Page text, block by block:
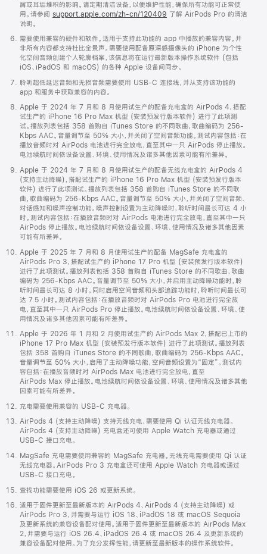
屑或耳垢堆积的影响。请定期清洁设备，以便维护性能，确保所有功能可正常使
用。请参阅 support.apple.com/zh-cn/120409 了解 AirPods Pro 的清洁
说明。
需要使用兼容的硬件和软件。适用于支持此功能的 app 中播放的兼容内容。并
非所有内容都支持杜比全景声。需要使用配备原深感摄像头的 iPhone 为个性
化空间音频创建个人轮廓档案，该信息将在运行最新版本操作系统软件 (包括
iOS、iPadOS 和 macOS) 的各种 Apple 设备间同步。
聆听超低延迟音频和无损音频需要使用 USB-C 连接线，并从支持该功能的
app 和服务中获取兼容的内容。
Apple 于 2024 年 7 月和 8 月使用试生产的配备充电盒的 AirPods 4，搭配
试生产的 iPhone 16 Pro Max 机型 (安装预发行版本软件) 进行了此项测
试。播放列表包括 358 首购自 iTunes Store 的不同歌曲，歌曲编码为 256-
Kbps AAC。音量调节至 50% 大小，并关闭了空间音频功能。测试内容包括：在
播放音频时对 AirPods 电池进行完全放电，直至其中一只 AirPods 停止播放。
电池续航时间依设备设置、环境、使用情况及诸多其他因素可能有所差异。
Apple 于 2024 年 7 月和 8 月使用试生产的配备无线充电盒的 AirPods 4
(支持主动降噪)，搭配试生产的 iPhone 16 Pro Max 机型 (安装预发行版本
软件) 进行了此项测试。播放列表包括 358 首购自 iTunes Store 的不同歌
曲，歌曲编码为 256-Kbps AAC。音量调节至 50% 大小，并关闭了空间音频、
对话感知和噪声控制功能。噪声控制设置为主动降噪时，聆听时间最长可达 4 小
时。测试内容包括：在播放音频时对 AirPods 电池进行完全放电，直至其中一只
AirPods 停止播放。电池续航时间依设备设置、环境、使用情况及诸多其他因素
可能有所差异。
Apple 于 2025 年 7 月和 8 月使用试生产的配备 MagSafe 充电盒的
AirPods Pro 3，搭配试生产的 iPhone 17 Pro 机型 (安装预发行版本软件)
进行了此项测试。播放列表包括 358 首购自 iTunes Store 的不同歌曲，歌曲
编码为 256-Kbps AAC。音量调节至 50% 大小，并启用主动降噪功能时，聆
听时间最长可达 8 小时。同时启用空间音频和头部追踪功能时，聆听时间最长可
达 7.5 小时。测试内容包括：在播放音频时对 AirPods Pro 电池进行完全放
电，直至其中一只 AirPods Pro 停止播放。电池续航时间依设备设置、环境、使
用情况及诸多其他因素可能有所差异。
Apple 于 2026 年 1 月和 2 月使用试生产的 AirPods Max 2，搭配已上市的
iPhone 17 Pro Max 机型 (安装预发行版本软件) 进行了此项测试。播放列表
包括 358 首购自 iTunes Store 的不同歌曲，歌曲编码为 256-Kbps AAC。
音量调节至 50% 大小，启用了主动降噪功能，空间音频设置为“固定”。测试内
容包括：在播放音频时对 AirPods Max 电池进行完全放电，直至
AirPods Max 停止播放。电池续航时间依设备设置、环境、使用情况及诸多其他
因素可能有所差异。
充电需要使用兼容的 USB-C 充电器。
AirPods 4 (支持主动降噪) 支持无线充电，需要使用 Qi 认证无线充电器。
AirPods 4 (支持主动降噪) 充电盒还可使用 Apple Watch 充电器或通过
USB-C 接口充电。
MagSafe 充电需要使用兼容的 MagSafe 充电器。无线充电需要使用 Qi 认证
无线充电器。AirPods Pro 3 充电盒还可使用 Apple Watch 充电器或通过
USB-C 接口充电。
查找功能需要使用 iOS 26 或更新系统。
适用于固件更新至最新版本的 AirPods 4、AirPods 4 (支持主动降噪) 或
AirPods Pro 3，并需要与运行 iOS 18、iPadOS 18 或 macOS Sequoia
及更新系统的兼容设备配对使用。适用于固件更新至最新版本的 AirPods Max
2，并需要与运行 iOS 26.4、iPadOS 26.4 或 macOS 26.4 及更新系统的
兼容设备配对使用。为了充分发挥性能，请更新至最新版本的操作系统软件。